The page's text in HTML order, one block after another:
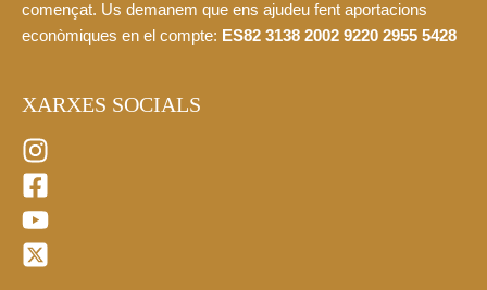
començat. Us demanem que ens ajudeu fent aportacions
econòmiques en el compte: ES82 3138 2002 9220 2955 5428
XARXES SOCIALS